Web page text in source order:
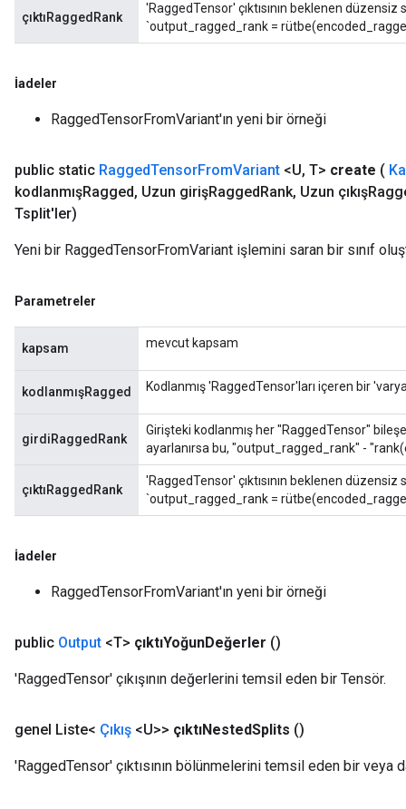
çıktıRaggedRank
'RaggedTensor' çıktısının beklenen düzensiz
`output_ragged_rank =
İadeler
RaggedTensorFromVariant'ın yeni bir örneği
public static RaggedTensorFromVariant <U, T> create (
kodlanmışRagged, Uzun girişRaggedRank, Uzun
Tsplit'ler)
Yeni bir RaggedTensorFromVariant işlemini saran bir sınıf
Parametreler
kapsam mevcut kapsam
kodlanmışRagged Kodlanmış 'RaggedTensor'ları içeren bir
girdiRaggedRank
Girişteki kodlanmış her "RaggedTensor"
ayarlanırsa bu, "output_ragged_rank" -
çıktıRaggedRank
'RaggedTensor' çıktısının beklenen düzensiz
`output_ragged_rank =
İadeler
RaggedTensorFromVariant'ın yeni bir örneği
public Output <T> çıktıYoğunDeğerler ()
'RaggedTensor' çıkışının değerlerini temsil eden bir Tensör.
genel Liste< Çıkış <U>> çıktıNestedSplits ()
'RaggedTensor' çıktısının bölünmelerini temsil eden bir veya